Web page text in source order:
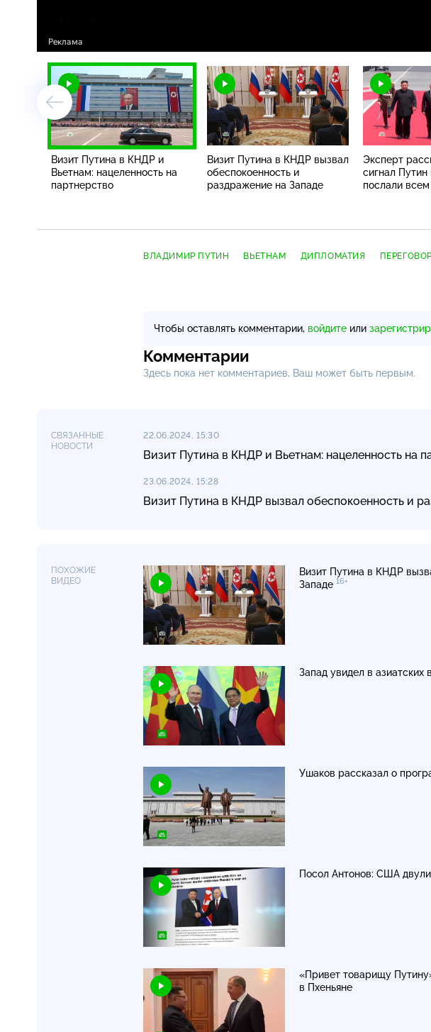
Визит Путина в КНДР и
Вьетнам: нацеленность на
партнерство
Визит Путина в КНДР вызвал
обеспокоенность и
раздражение на Западе
Эксперт
сигнал
послали
ВЛАДИМИР ПУТИН ВЬЕТНАМ ДИПЛОМАТИЯ
Чтобы оставлять комментарии, войдите или
Комментарии
Здесь пока нет комментариев, Ваш может быть первым.
СВЯЗАННЫЕ
НОВОСТИ
22.06.2024, 15:30
Визит Путина в КНДР и Вьетнам: нацеленность на
23.06.2024, 15:28
Визит Путина в КНДР вызвал обеспокоенность и
ПОХОЖИЕ
ВИДЕО
Визит Путина в КНДР
Западе 16+
Запад увидел в азиатских
Ушаков рассказал о
Посол Антонов: США
«Привет товарищу
в Пхеньяне